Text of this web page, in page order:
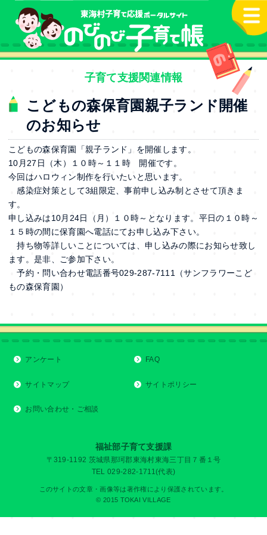
本文へ
子育て支援関連情報
こどもの森保育園親子ランド開催
のお知らせ
こどもの森保育園「親子ランド」を開催します。
10月27日（木）１０時～１１時 開催です。
今回はハロウィン制作を行いたいと思います。
感染症対策として3組限定、事前申し込み制とさせて頂きま
す。
申し込みは10月24日（月）１０時～となります。平日の１０時～
１５時の間に保育園へ電話にてお申し込み下さい。
持ち物等詳しいことについては、申し込みの際にお知らせ致し
ます。是非、ご参加下さい。
予約・問い合わせ電話番号029‐287-7111（サンフラワーこど
もの森保育園）
アンケート FAQ
サイトマップ サイトポリシー
お問い合わせ・ご相談
福祉部子育て支援課
〒319-1192 茨城県那珂郡東海村東海三丁目７番１号
TEL 029-282-1711(代表)
このサイトの文章・画像等は著作権により保護されています。
© 2015 TOKAI VILLAGE